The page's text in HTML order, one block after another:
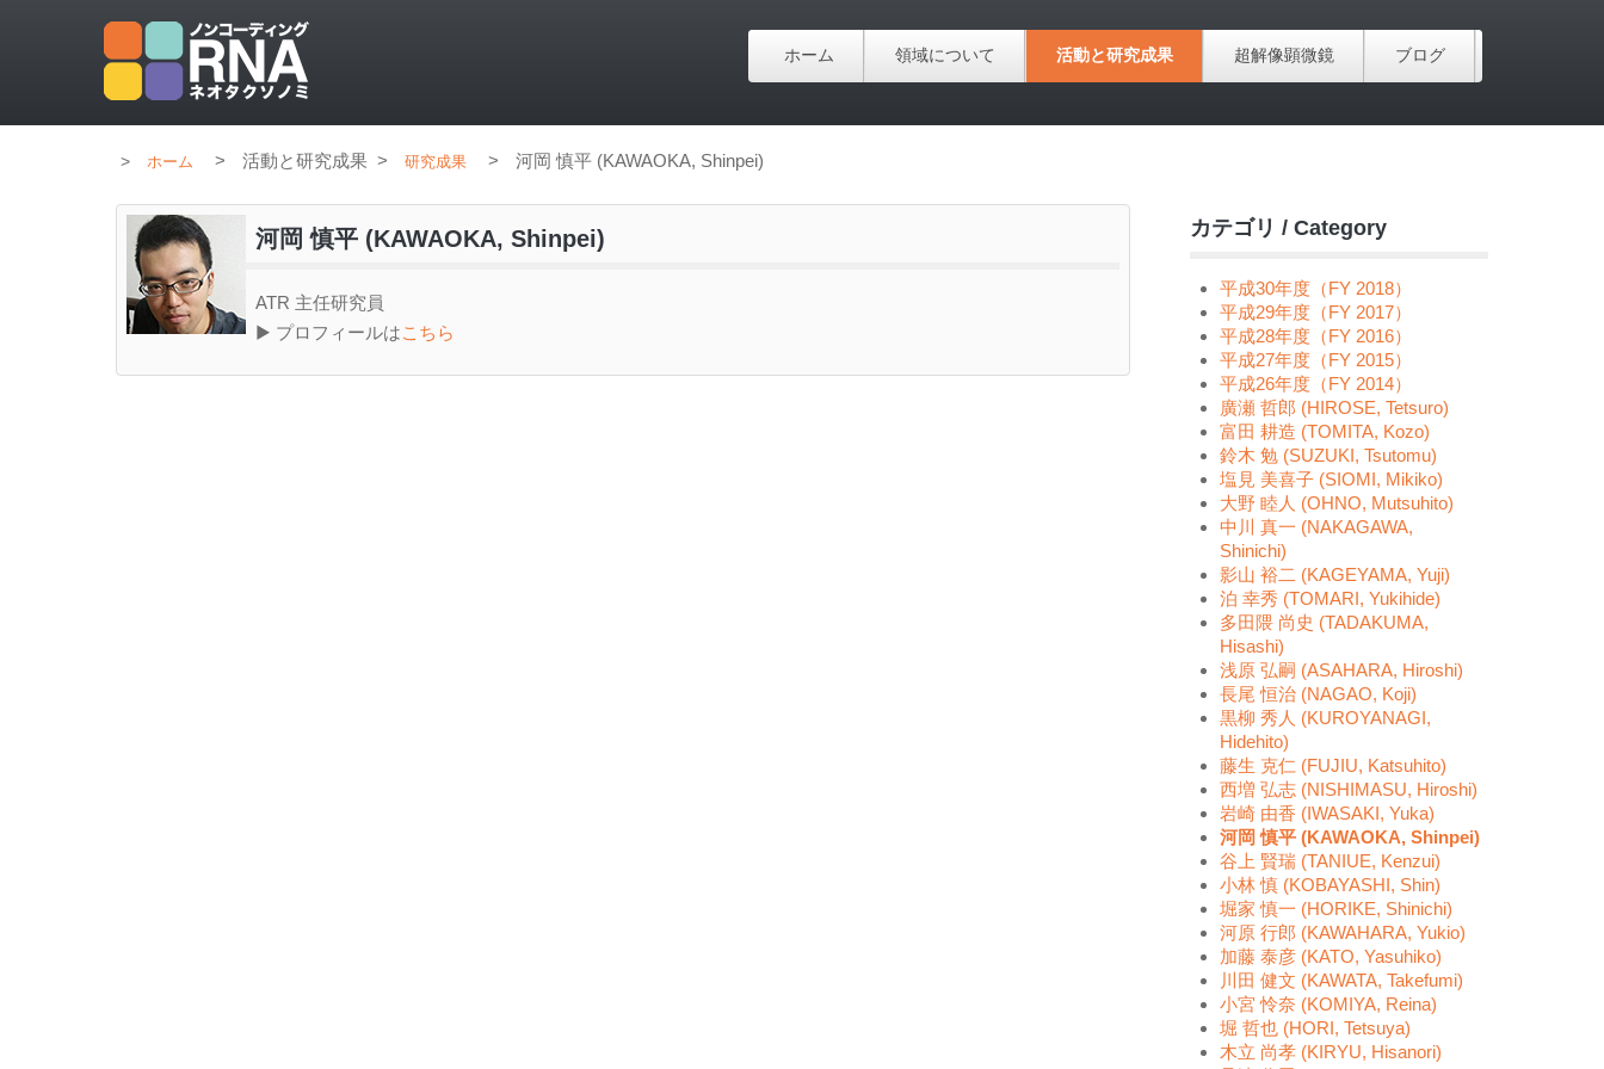
ホーム 領域について 活動と研究成果 超解像顕微鏡 ブログ
ホーム > 活動と研究成果 > 研究成果 > 河岡 慎平 (KAWAOKA, Shinpei)
河岡 慎平 (KAWAOKA, Shinpei)
ATR 主任研究員
▶ プロフィールはこちら
カテゴリ / Category
平成30年度（FY 2018）
平成29年度（FY 2017）
平成28年度（FY 2016）
平成27年度（FY 2015）
平成26年度（FY 2014）
廣瀬 哲郎 (HIROSE, Tetsuro)
富田 耕造 (TOMITA, Kozo)
鈴木 勉 (SUZUKI, Tsutomu)
塩見 美喜子 (SIOMI, Mikiko)
大野 睦人 (OHNO, Mutsuhito)
中川 真一 (NAKAGAWA,
Shinichi)
影山 裕二 (KAGEYAMA, Yuji)
泊 幸秀 (TOMARI, Yukihide)
多田隈 尚史 (TADAKUMA,
Hisashi)
浅原 弘嗣 (ASAHARA, Hiroshi)
長尾 恒治 (NAGAO, Koji)
黒柳 秀人 (KUROYANAGI,
Hidehito)
藤生 克仁 (FUJIU, Katsuhito)
西増 弘志 (NISHIMASU, Hiroshi)
岩崎 由香 (IWASAKI, Yuka)
河岡 慎平 (KAWAOKA, Shinpei)
谷上 賢瑞 (TANIUE, Kenzui)
小林 慎 (KOBAYASHI, Shin)
堀家 慎一 (HORIKE, Shinichi)
河原 行郎 (KAWAHARA, Yukio)
加藤 泰彦 (KATO, Yasuhiko)
川田 健文 (KAWATA, Takefumi)
小宮 怜奈 (KOMIYA, Reina)
堀 哲也 (HORI, Tetsuya)
木立 尚孝 (KIRYU, Hisanori)